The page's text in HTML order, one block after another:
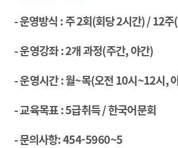
- 운영방식 : 주 2회(회당 2시간) / 12
- 운영강좌 : 2개 과정(주간, 야간)
- 운영시간 : 월~목(오전 10시~12시,
- 교육목표 : 5급취득 / 한국어문회
- 문의사항:454-5960~5